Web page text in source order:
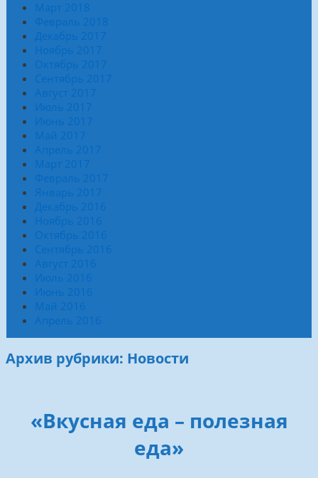
Март 2018
Февраль 2018
Декабрь 2017
Ноябрь 2017
Октябрь 2017
Сентябрь 2017
Август 2017
Июль 2017
Июнь 2017
Май 2017
Апрель 2017
Март 2017
Февраль 2017
Январь 2017
Декабрь 2016
Ноябрь 2016
Октябрь 2016
Сентябрь 2016
Август 2016
Июль 2016
Июнь 2016
Май 2016
Апрель 2016
Архив рубрики: Новости
«Вкусная еда – полезная
еда»